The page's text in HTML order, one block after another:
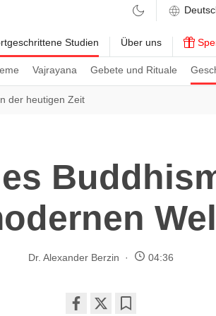
Studien
Vajrayana Gebete und Rituale
Über uns
der heutigen Zeit
Dr. Alexander Berzin 04:36